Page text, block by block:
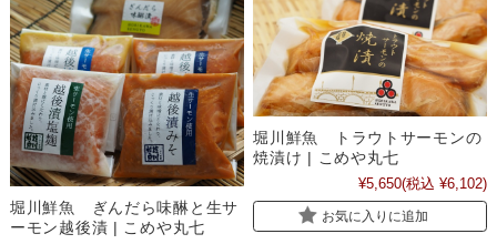
堀川鮮魚 ぎんだら味醂と生サ
ーモン越後漬 | こめや丸七
堀川鮮魚 トラウトサーモンの
焼漬け | こめや丸七
¥5,650(税込 ¥6,102)
お気に入りに追加